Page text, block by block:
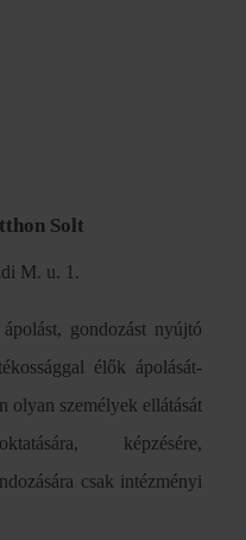
Solt
M. u. 1.
gondozást nyújtó
élők ápolását-
olyan személyek ellátását
képzésére,
csak intézményi